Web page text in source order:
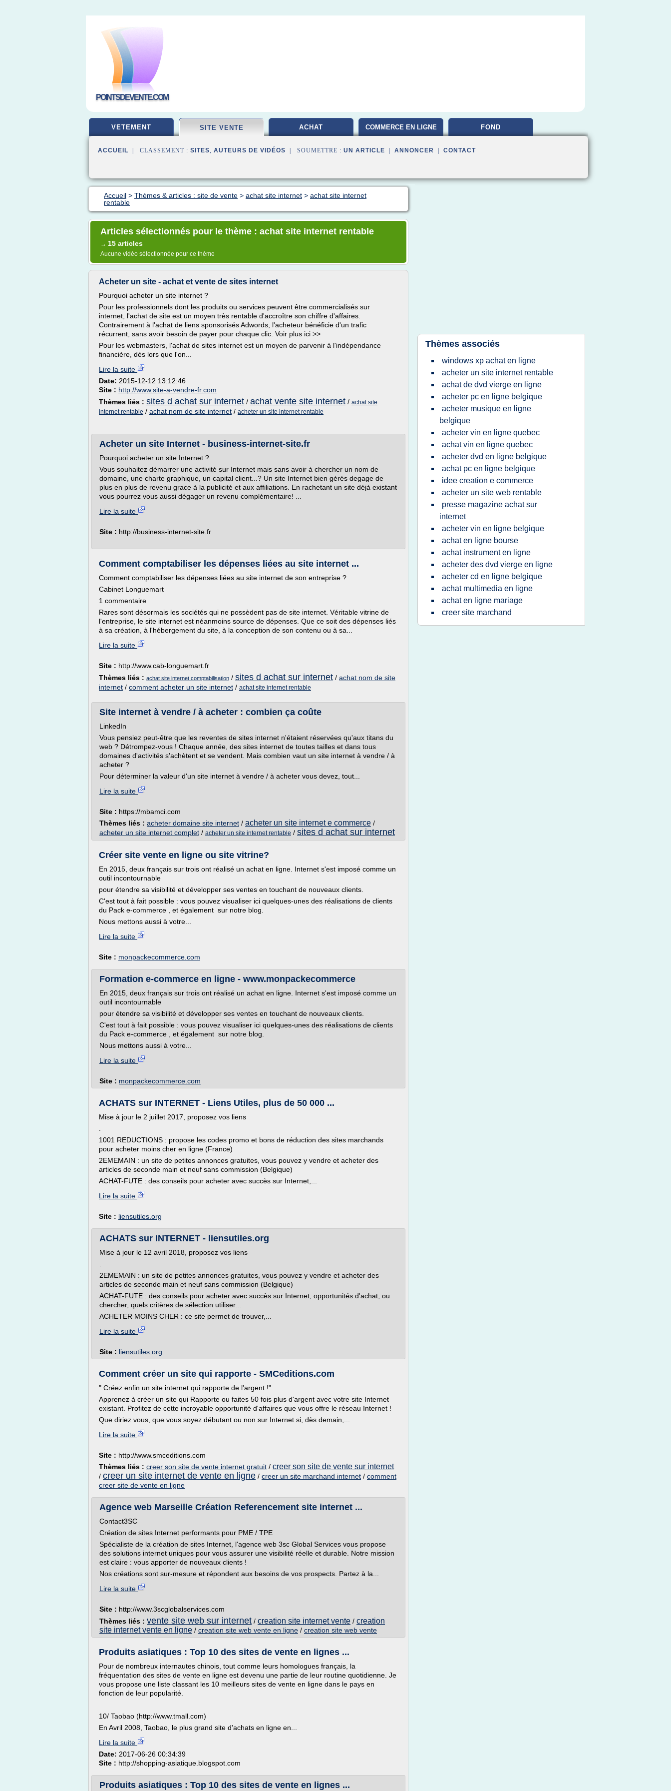
POINTSDEVENTE.COM
VETEMENT SITE VENTE ACHAT COMMERCE EN LIGNE FOND
ACCUEIL | CLASSEMENT : SITES, AUTEURS DE VIDÉOS | SOUMETTRE : UN ARTICLE ANNONCER CONTACT
Accueil > Thèmes & articles : site de vente > achat site internet > achat site internet
rentable
Articles sélectionnés pour le thème : achat site internet rentable
→ 15 articles
Aucune vidéo sélectionnée pour ce thème
Acheter un site - achat et vente de sites internet
Pourquoi acheter un site internet ?
Pour les professionnels dont les produits ou services peuvent être commercialisés sur
internet, l'achat de site est un moyen très rentable d'accroître son chiffre d'affaires.
Contrairement à l'achat de liens sponsorisés Adwords, l'acheteur bénéficie d'un trafic
récurrent, sans avoir besoin de payer pour chaque clic. Voir plus ici >>
Pour les webmasters, l'achat de sites internet est un moyen de parvenir à l'indépendance
financière, dès lors que l'on...
Lire la suite
Date: 2015-12-12 13:12:46
Site : http://www.site-a-vendre-fr.com
Thèmes liés : sites d achat sur internet / achat vente site internet / achat site
internet rentable / achat nom de site internet / acheter un site internet rentable
Acheter un site Internet - business-internet-site.fr
Pourquoi acheter un site Internet ?
Vous souhaitez démarrer une activité sur Internet mais sans avoir à chercher un nom de
domaine, une charte graphique, un capital client...? Un site Internet bien gérés degage de
plus en plus de revenu grace à la publicité et aux affiliations. En rachetant un site déjà existant
vous pourrez vous aussi dégager un revenu complémentaire! ...
Lire la suite
Site : http://business-internet-site.fr
Comment comptabiliser les dépenses liées au site internet ...
Comment comptabiliser les dépenses liées au site internet de son entreprise ?
Cabinet Longuemart
1 commentaire
Rares sont désormais les sociétés qui ne possèdent pas de site internet. Véritable vitrine de
l'entreprise, le site internet est néanmoins source de dépenses. Que ce soit des dépenses liés
à sa création, à l'hébergement du site, à la conception de son contenu ou à sa...
Lire la suite
Site : http://www.cab-longuemart.fr
Thèmes liés : achat site internet comptabilisation / sites d achat sur internet / achat nom de site
internet / comment acheter un site internet / achat site internet rentable
Site internet à vendre / à acheter : combien ça coûte
LinkedIn
Vous pensiez peut-être que les reventes de sites internet n'étaient réservées qu'aux titans du
web ? Détrompez-vous ! Chaque année, des sites internet de toutes tailles et dans tous
domaines d'activités s'achètent et se vendent. Mais combien vaut un site internet à vendre / à
acheter ?
Pour déterminer la valeur d'un site internet à vendre / à acheter vous devez, tout...
Lire la suite
Site : https://mbamci.com
Thèmes liés : acheter domaine site internet / acheter un site internet e commerce /
acheter un site internet complet / acheter un site internet rentable / sites d achat sur internet
Créer site vente en ligne ou site vitrine?
En 2015, deux français sur trois ont réalisé un achat en ligne. Internet s'est imposé comme un
outil incontournable
pour étendre sa visibilité et développer ses ventes en touchant de nouveaux clients.
C'est tout à fait possible : vous pouvez visualiser ici quelques-unes des réalisations de clients
du Pack e-commerce , et également sur notre blog.
Nous mettons aussi à votre...
Lire la suite
Site : monpackecommerce.com
Formation e-commerce en ligne - www.monpackecommerce
En 2015, deux français sur trois ont réalisé un achat en ligne. Internet s'est imposé comme un
outil incontournable
pour étendre sa visibilité et développer ses ventes en touchant de nouveaux clients.
C'est tout à fait possible : vous pouvez visualiser ici quelques-unes des réalisations de clients
du Pack e-commerce , et également sur notre blog.
Nous mettons aussi à votre...
Lire la suite
Site : monpackecommerce.com
ACHATS sur INTERNET - Liens Utiles, plus de 50 000 ...
Mise à jour le 2 juillet 2017, proposez vos liens
1001 REDUCTIONS : propose les codes promo et bons de réduction des sites marchands
pour acheter moins cher en ligne (France)
2EMEMAIN : un site de petites annonces gratuites, vous pouvez y vendre et acheter des
articles de seconde main et neuf sans commission (Belgique)
ACHAT-FUTE : des conseils pour acheter avec succès sur Internet,...
Lire la suite
Site : liensutiles.org
ACHATS sur INTERNET - liensutiles.org
Mise à jour le 12 avril 2018, proposez vos liens
2EMEMAIN : un site de petites annonces gratuites, vous pouvez y vendre et acheter des
articles de seconde main et neuf sans commission (Belgique)
ACHAT-FUTE : des conseils pour acheter avec succès sur Internet, opportunités d'achat, ou
chercher, quels critères de sélection utiliser...
ACHETER MOINS CHER : ce site permet de trouver,...
Lire la suite
Site : liensutiles.org
Comment créer un site qui rapporte - SMCeditions.com
" Créez enfin un site internet qui rapporte de l'argent !"
Apprenez à créer un site qui Rapporte ou faites 50 fois plus d'argent avec votre site Internet
existant. Profitez de cette incroyable opportunité d'affaires que vous offre le réseau Internet !
Que diriez vous, que vous soyez débutant ou non sur Internet si, dès demain,...
Lire la suite
Site : http://www.smceditions.com
Thèmes liés : creer son site de vente internet gratuit / creer son site de vente sur internet
/ creer un site internet de vente en ligne / creer un site marchand internet / comment
creer site de vente en ligne
Agence web Marseille Création Referencement site internet ...
Contact3SC
Création de sites Internet performants pour PME / TPE
Spécialiste de la création de sites Internet, l'agence web 3sc Global Services vous propose
des solutions internet uniques pour vous assurer une visibilité réelle et durable. Notre mission
est claire : vous apporter de nouveaux clients !
Nos créations sont sur-mesure et répondent aux besoins de vos prospects. Partez à la...
Lire la suite
Site : http://www.3scglobalservices.com
Thèmes liés : vente site web sur internet / creation site internet vente / creation
site internet vente en ligne / creation site web vente en ligne / creation site web vente
Produits asiatiques : Top 10 des sites de vente en lignes ...
Pour de nombreux internautes chinois, tout comme leurs homologues français, la
fréquentation des sites de vente en ligne est devenu une partie de leur routine quotidienne. Je
vous propose une liste classant les 10 meilleurs sites de vente en ligne dans le pays en
fonction de leur popularité.
10/ Taobao (http://www.tmall.com)
En Avril 2008, Taobao, le plus grand site d'achats en ligne en...
Lire la suite
Date: 2017-06-26 00:34:39
Site : http://shopping-asiatique.blogspot.com
Produits asiatiques : Top 10 des sites de vente en lignes ...
Thèmes associés
windows xp achat en ligne
acheter un site internet rentable
achat de dvd vierge en ligne
acheter pc en ligne belgique
acheter musique en ligne
belgique
acheter vin en ligne quebec
achat vin en ligne quebec
acheter dvd en ligne belgique
achat pc en ligne belgique
idee creation e commerce
acheter un site web rentable
presse magazine achat sur
internet
acheter vin en ligne belgique
achat en ligne bourse
achat instrument en ligne
acheter des dvd vierge en ligne
acheter cd en ligne belgique
achat multimedia en ligne
achat en ligne mariage
creer site marchand